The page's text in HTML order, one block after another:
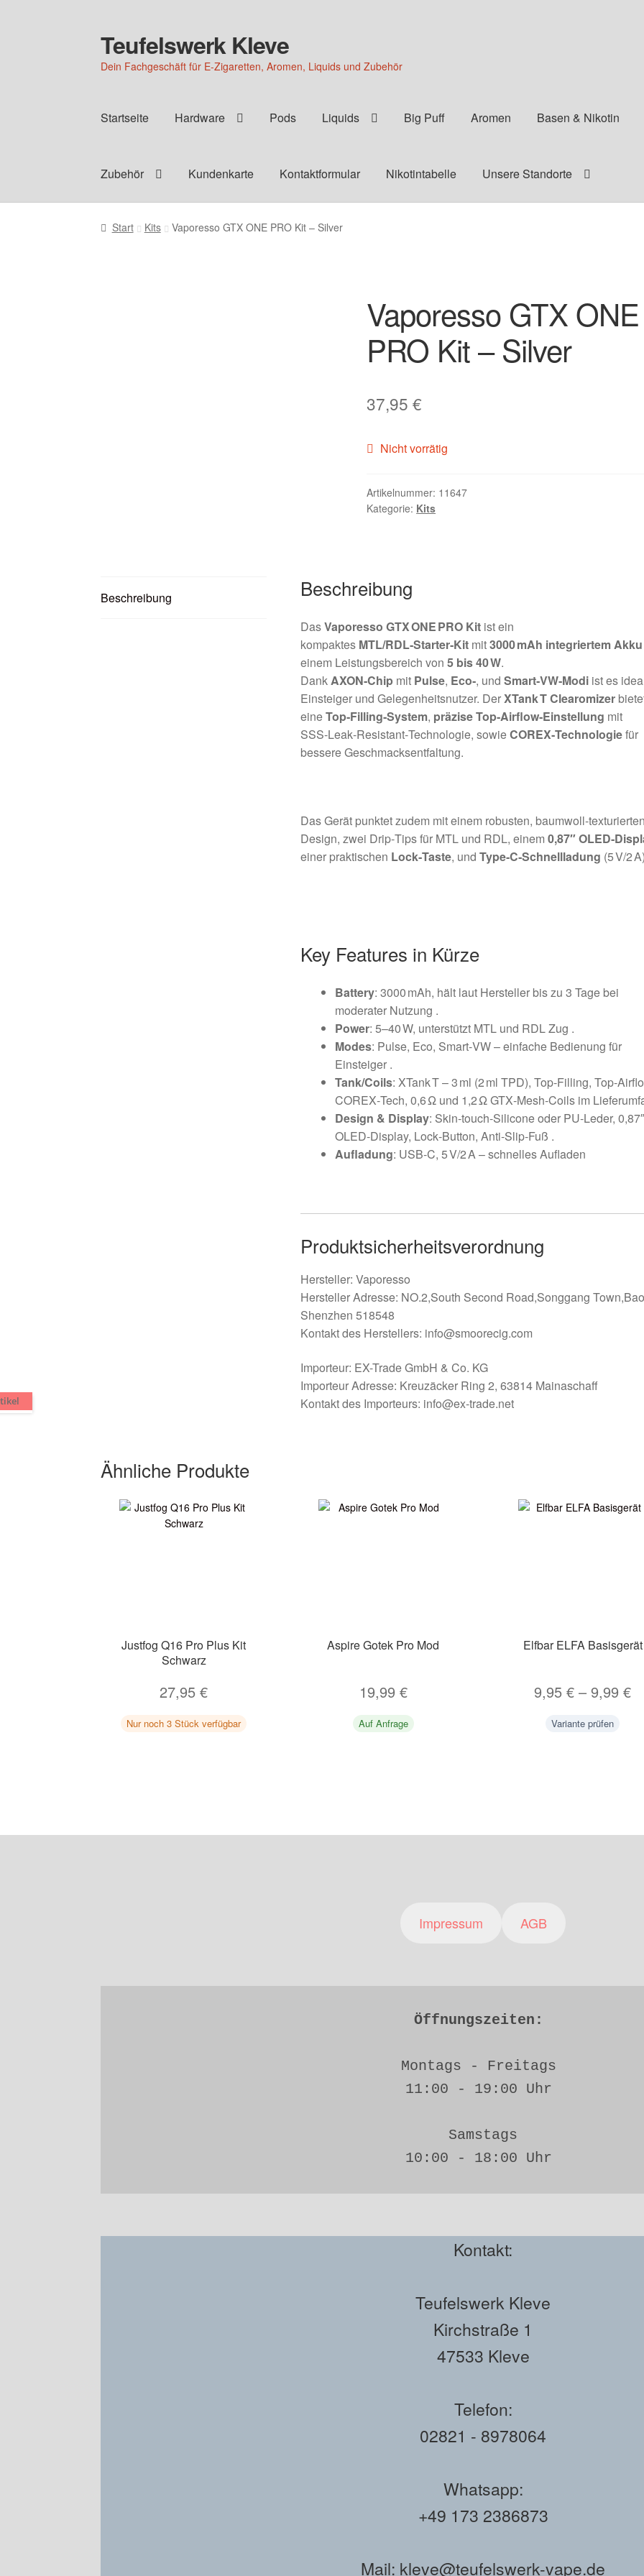
Zur
Navigation
springen
Zum
Inhalt
springen
Teufelswerk Kleve
Dein Fachgeschäft für E-Zigaretten, Aromen, Liquids und Zubehör
Startseite Hardware Pods Liquids Big Puff Aromen Basen & Nikotin
Zubehör Kundenkarte Kontaktformular Nikotintabelle Unsere Standorte
Start Kits Vaporesso GTX ONE PRO Kit – Silver
Vaporesso GTX ONE
PRO Kit – Silver
37,95€
Nicht vorrätig
Artikelnummer: 11647
Kategorie: Kits
Beschreibung Beschreibung
DasVaporesso GTX ONE PRO Kitist ein
kompaktes MTL/RDL‑Starter‑Kitmit3000 mAh integriertem Akku
einem Leistungsbereich von 5 bis 40 W.
DankAXON‑Chip mit Pulse, Eco‑, und Smart‑VW‑Modiist es
Einsteiger und Gelegenheitsnutzer. DerXTank T Clearomizer
eineTop‑Filling‑System, präzise Top‑Airflow‑Einstellung mit
SSS‑Leak‑Resistant‑Technologie, sowieCOREX‑Technologiefür
bessere Geschmacksentfaltung.
Das Gerät punktet zudem mit einem robusten, baumwoll-
Design, zwei Drip‑Tips für MTL und RDL, einem 0,87″
einer praktischen Lock‑Taste, und Type‑C‑Schnellladung (5 V/2
Key Features in Kürze
Battery: 3000 mAh, hält laut Hersteller bis zu 3 Tage bei
moderater Nutzung .
Power: 5–40 W, unterstützt MTL und RDL Zug .
Modes: Pulse, Eco, Smart‑VW – einfache Bedienung für
Einsteiger.
Tank/Coils: XTank T – 3 ml (2 ml TPD), Top‑Filling,
COREX‑Tech, 0,6 Ω und 1,2 Ω GTX‑Mesh‑Coils im
Design & Display: Skin‑touch‑Silicone oder PU‑Leder, 0,87″
OLED‑Display, Lock‑Button, Anti‑Slip‑Fuß .
Aufladung: USB‑C, 5 V/2 A – schnelles Aufladen
Produktsicherheitsverordnung
Hersteller: Vaporesso
Hersteller Adresse: NO.2,South Second Road,Songgang
Shenzhen 518548
Kontakt des Herstellers: info@smoorecig.com
Importeur: EX-Trade GmbH & Co. KG
Importeur Adresse: Kreuzäcker Ring 2, 63814 Mainaschaff
Kontakt des Importeurs: info@ex-trade.net
Ähnliche Produkte
Justfog Q16 Pro Plus Kit
Schwarz
27,95€
Nur noch 3 Stück verfügbar
Aspire Gotek Pro Mod
19,99 €
Auf Anfrage
Elfbar ELFA Basisgerät
9,95€ –9,99€
Variante prüfen
Impressum AGB
Öffnungszeiten:
Montags - Freitags
11:00 - 19:00 Uhr
Samstags
10:00 - 18:00 Uhr
Kontakt:
Teufelswerk Kleve
Kirchstraße 1
47533 Kleve
Telefon:
02821 - 8978064
Whatsapp:
+49 173 2386873
Mail: kleve@teufelswerk-vape.de